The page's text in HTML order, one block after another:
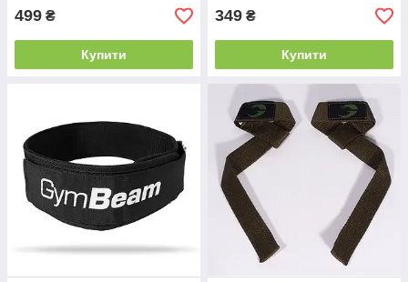
499 ₴
Купити
349 ₴
Купити